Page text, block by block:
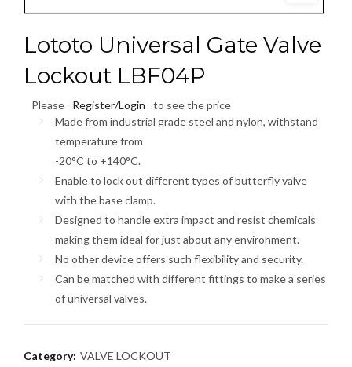
Lototo Universal Gate Valve
Lockout LBF04P
Please Register/Login
to see the price
Made from industrial grade steel and nylon, withstand
temperature from
-20°C to +140°C.
Enable to lock out different types of butterfly valve
with the base clamp.
Designed to handle extra impact and resist chemicals
making them ideal for just about any environment.
No other device offers such flexibility and security.
Can be matched with different fittings to make a series
of universal valves.
Category: VALVE LOCKOUT